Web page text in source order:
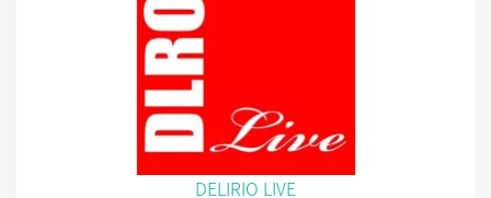
DELIRIO LIVE